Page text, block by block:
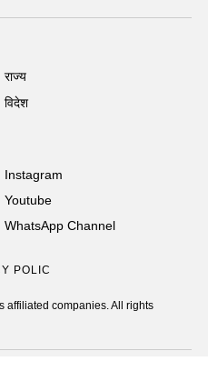
राज्य
विदेश
Instagram
Youtube
WhatsApp Channel
POLICY
affiliated companies. All rights